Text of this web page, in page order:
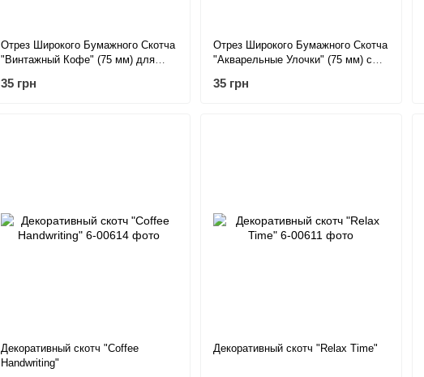
Отрез Широкого Бумажного Скотча
"Винтажный Кофе" (75 мм) для
35 грн
Отрез Широкого Бумажного Скотча
"Акварельные Улочки" (75 мм) с
35 грн
Декоративный скотч "Coffee
Handwriting"
Декоративный скотч "Relax Time"